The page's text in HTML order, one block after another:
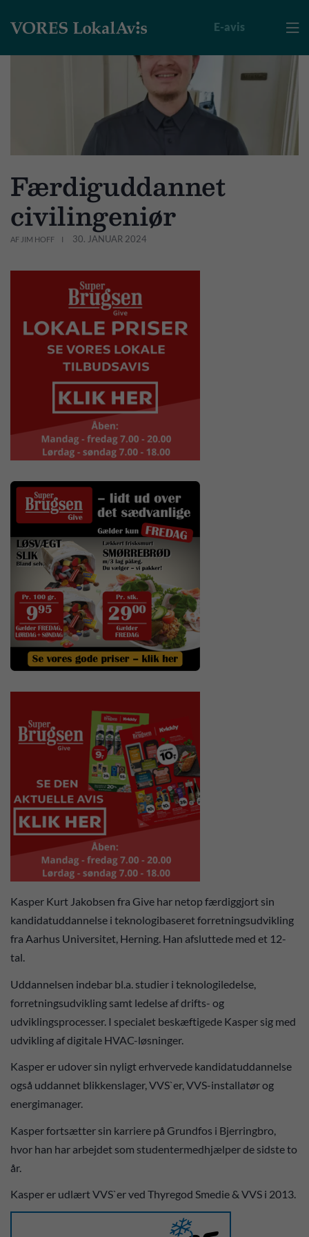

E-avis
Færdiguddannet
civilingeniør
AF JIM HOFF 30. JANUAR 2024
Kasper Kurt Jakobsen fra Give har netop færdiggjort sin
kandidatuddannelse i teknologibaseret forretningsudvikling
fra Aarhus Universitet, Herning. Han afsluttede med et 12-
tal.
Uddannelsen indebar bl.a. studier i teknologiledelse,
forretningsudvikling samt ledelse af drifts- og
udviklingsprocesser. I specialet beskæftigede Kasper sig med
udvikling af digitale HVAC-løsninger.
Kasper er udover sin nyligt erhvervede kandidatuddannelse
også uddannet blikkenslager, VVS`er, VVS-installatør og
energimanager.
Kasper fortsætter sin karriere på Grundfos i Bjerringbro,
hvor han har arbejdet som studentermedhjælper de sidste to
år.
Kasper er udlært VVS`er ved Thyregod Smedie & VVS i 2013.